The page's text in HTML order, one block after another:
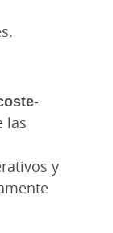
las
y